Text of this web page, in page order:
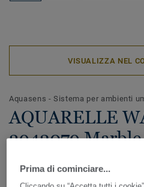
VISUALIZZA NEL
Aquasens - Sistema per ambienti
AQUARELLE
3942079
Disponibile in una gamma di
Prima di cominciare...